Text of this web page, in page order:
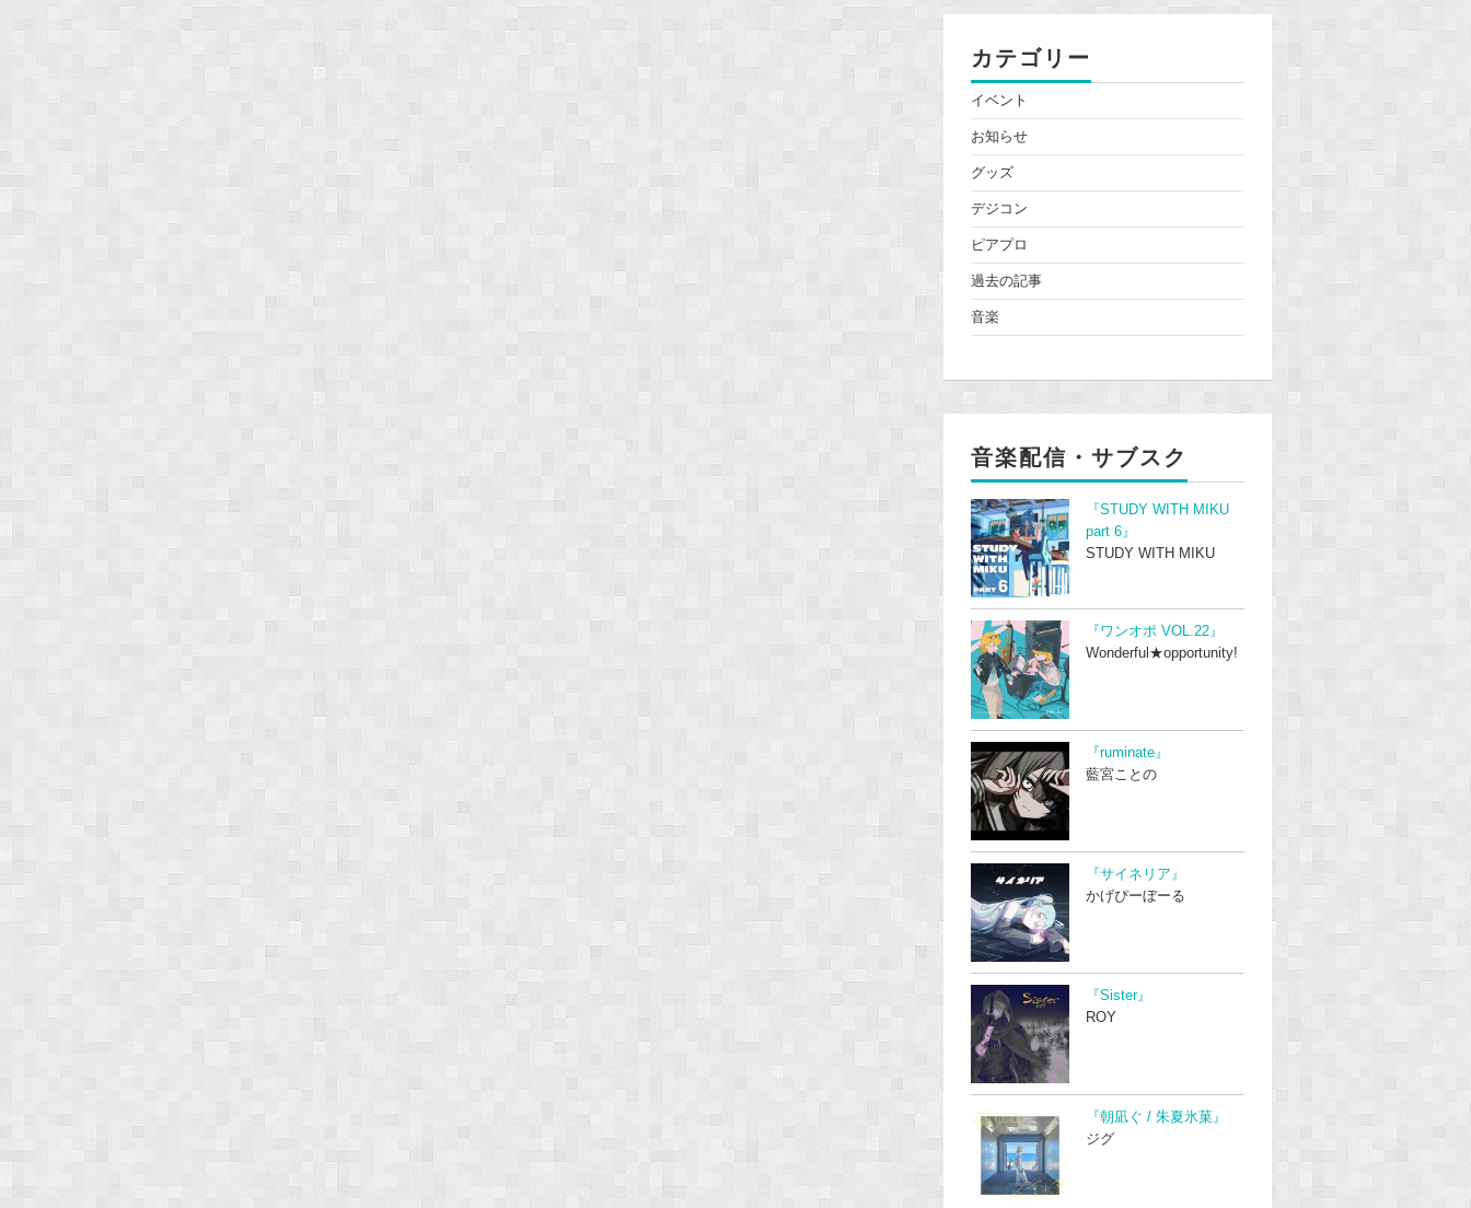
カテゴリー
イベント
お知らせ
グッズ
デジコン
ピアプロ
過去の記事
音楽
音楽配信・サブスク
『STUDY WITH MIKU
part 6』
STUDY WITH MIKU
『ワンオポ VOL.22』
Wonderful★opportunity!
『ruminate』
藍宮ことの
『サイネリア』
かげぴーぼーる
『Sister』
ROY
『朝凪ぐ / 朱夏氷菓』
ジグ